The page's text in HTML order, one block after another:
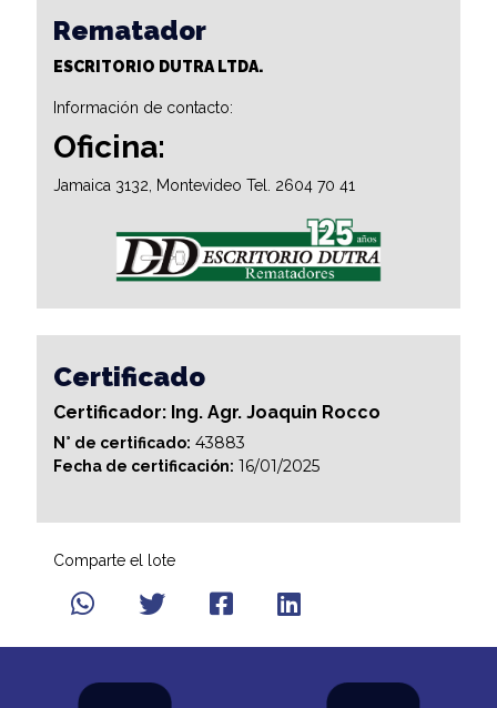
Rematador
ESCRITORIO DUTRA LTDA.
Información de contacto:
Oficina:
Jamaica 3132, Montevideo Tel. 2604 70 41
Certificado
Certificador: Ing. Agr. Joaquin Rocco
N° de certificado: 43883
Fecha de certificación: 16/01/2025
Comparte el lote